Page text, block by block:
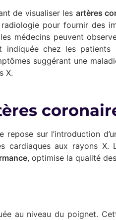
de visualiser les artères
pour fournir des
médecins peuvent
chez les patients
suggérant une
X.
sur l’introduction
aux rayons X.
, optimise la qualité
au niveau du poignet.